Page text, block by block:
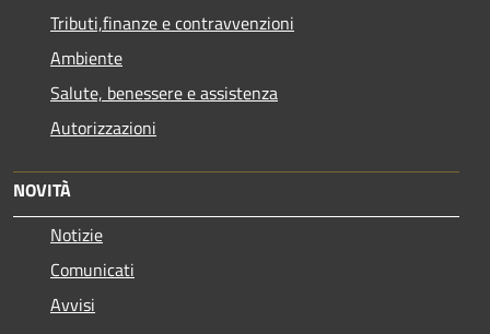
Tributi,finanze e contravvenzioni
Ambiente
Salute, benessere e assistenza
Autorizzazioni
NOVITÀ
Notizie
Comunicati
Avvisi